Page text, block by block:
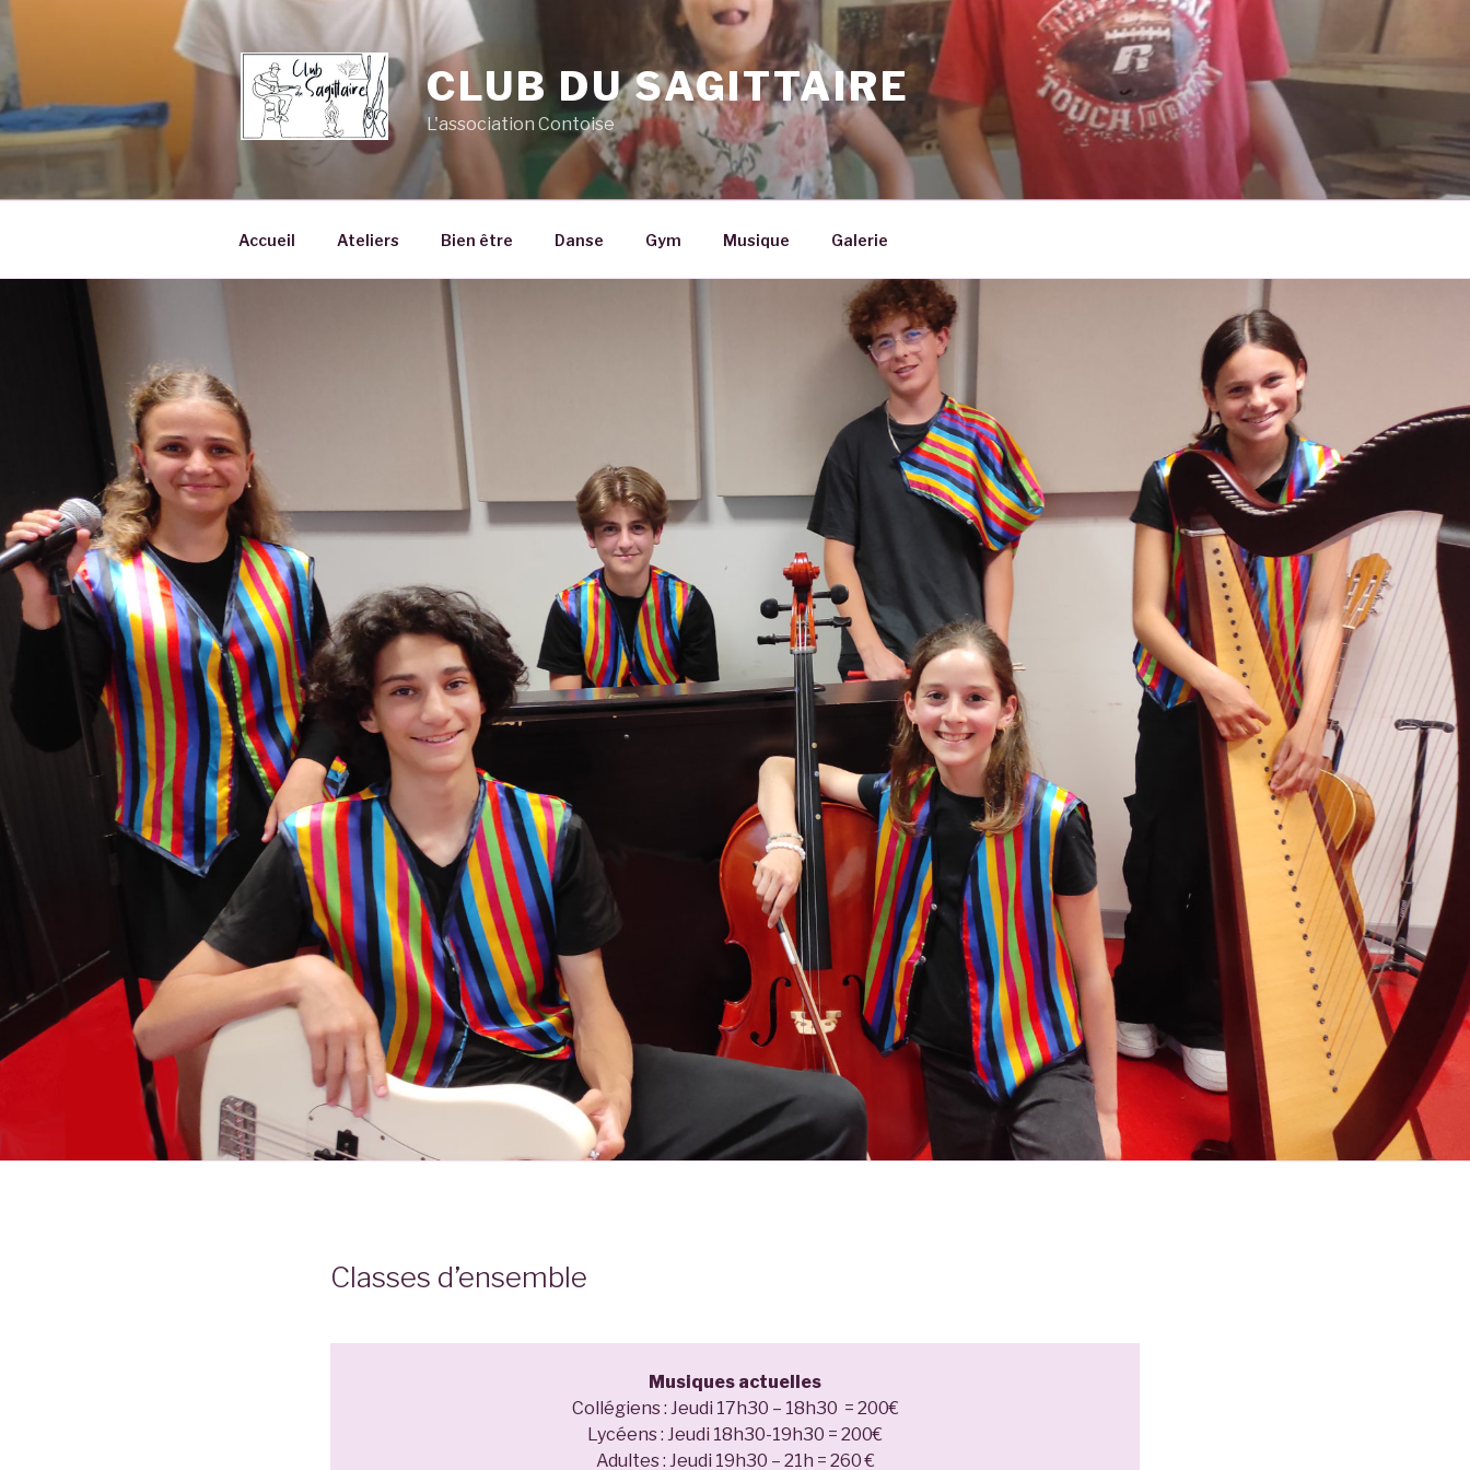
au
principal
CLUB DU SAGITTAIRE
L'association Contoise
Accueil Ateliers Bien être Danse Gym Musique Galerie
Classes d’ensemble
Musiques actuelles
Collégiens : Jeudi 17h30 – 18h30 = 200€
Lycéens : Jeudi 18h30-19h30 = 200€
Adultes : Jeudi 19h30 – 21h = 260 €